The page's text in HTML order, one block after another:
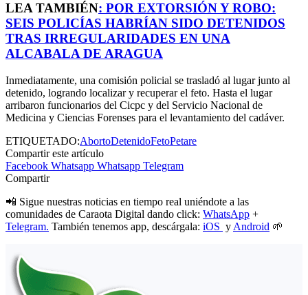
LEA TAMBIÉN: POR EXTORSIÓN Y ROBO:
SEIS POLICÍAS HABRÍAN SIDO DETENIDOS
TRAS IRREGULARIDADES EN UNA
ALCABALA DE ARAGUA
Inmediatamente, una comisión policial se trasladó al lugar junto al
detenido, logrando localizar y recuperar el feto. Hasta el lugar
arribaron funcionarios del Cicpc y del Servicio Nacional de
Medicina y Ciencias Forenses para el levantamiento del cadáver.
ETIQUETADO:AbortoDetenidoFetoPetare
Compartir este artículo
Facebook Whatsapp Whatsapp Telegram
Compartir
📲 Sigue nuestras noticias en tiempo real uniéndote a las
comunidades de Caraota Digital dando click: WhatsApp +
Telegram. También tenemos app, descárgala: iOS y Android 🌱